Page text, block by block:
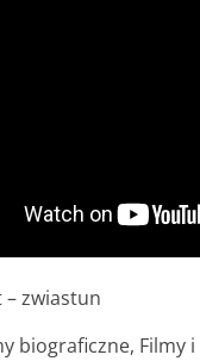
– zwiastun
biograficzne, Filmy